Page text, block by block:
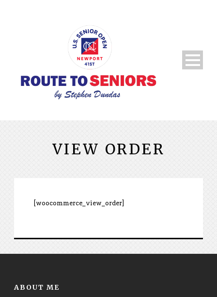
VIEW ORDER
[woocommerce_view_order]
ABOUT ME